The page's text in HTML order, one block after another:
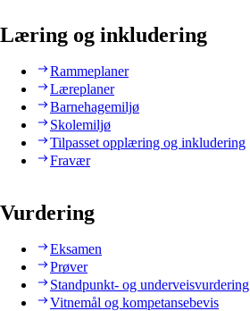
Læring og inkludering
Rammeplaner
Læreplaner
Barnehagemiljø
Skolemiljø
Tilpasset opplæring og inkludering
Fravær
Vurdering
Eksamen
Prøver
Standpunkt- og underveisvurdering
Vitnemål og kompetansebevis